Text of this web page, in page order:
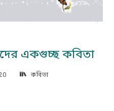
একগুচ্ছ কবিতা
কবিতা